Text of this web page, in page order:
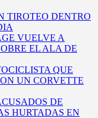
TIROTEO DENTRO
VUELVE A
EL ALA DE
QUE
UN CORVETTE
DE
HURTADAS EN